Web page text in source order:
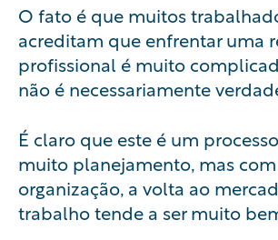
O fato é que muitos
acreditam que enfrentar uma
profissional é muito
não é necessariamente
É claro que este é um
muito planejamento, mas
organização, a volta ao
trabalho tende a ser muito